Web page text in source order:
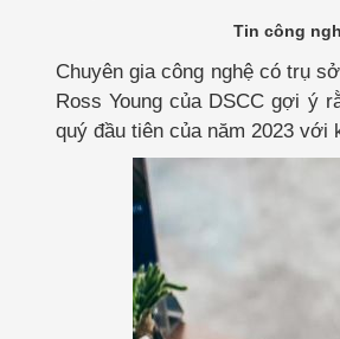
Tin công
Chuyên gia công nghệ có trụ
Ross Young của DSCC gợi ý
quý đầu tiên của năm 2023 với